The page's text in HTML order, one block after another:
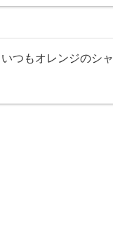
つもオレンジのシャ